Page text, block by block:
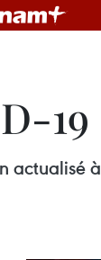
19
actualisé